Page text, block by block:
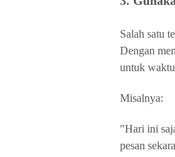
Salah satu
Dengan
untuk
Misalnya:
"Hari ini
pesan